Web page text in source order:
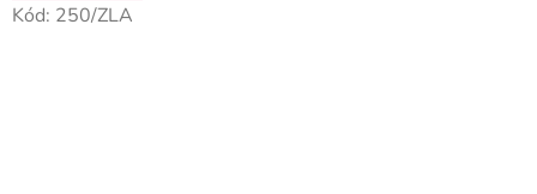
Kód: 250/ZLA